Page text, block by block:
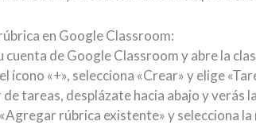
en Google Classroom:
cuenta de Google Classroom y abre la
ícono «+», selecciona «Crear» y elige
de tareas, desplázate hacia abajo y verás
rúbrica existente» y selecciona